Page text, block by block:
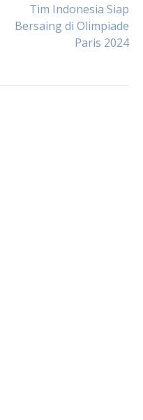
Tim Indonesia Siap
Bersaing di Olimpiade
Paris 2024